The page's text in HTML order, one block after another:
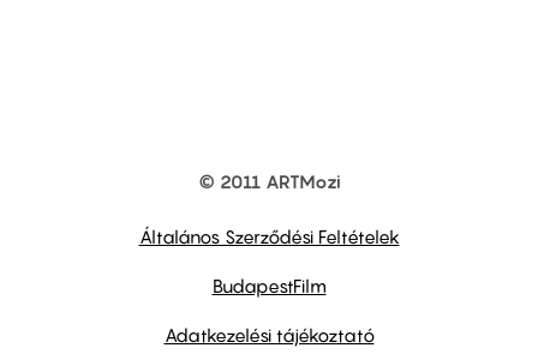
© 2011 ARTMozi
Általános Szerződési Feltételek
BudapestFilm
Adatkezelési tájékoztató